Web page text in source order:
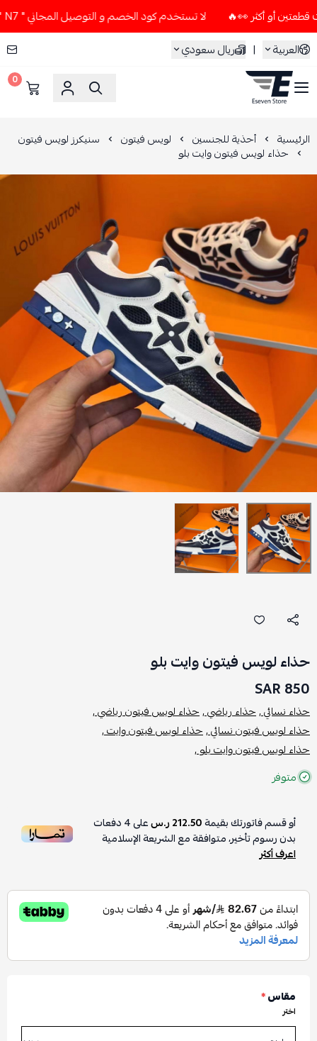
لا تستخدم كود الخصم و التوصيل المجاني " N7 " إلا إذا طلبت قطعتين أو أكثر 👀🔥
العربية
| ريال سعودي
ESEVEN STORE
0
الرئيسية أحذية للجنسين لويس فيتون سنيكرز لويس فيتون
حذاء لويس فيتون وايت بلو
حذاء لويس فيتون وايت بلو
850 SAR
حذاء نسائي ,حذاء رياضي ,حذاء لويس فيتون رياضي ,
حذاء لويس فيتون نسائي ,حذاء لويس فيتون وايت ,
حذاء لويس فيتون وايت بلو ,
متوفر
أو قسم فاتورتك بقيمة212.50 ر.س على4دفعات
بدون رسوم تأخير، متوافقة مع الشريعة الإسلامية
اعرف أكثر
مقاس*
اختر